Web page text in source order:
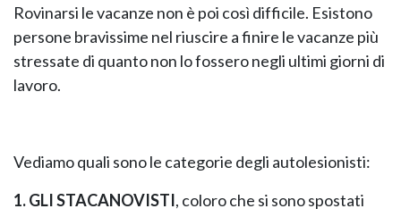
GIANO WOOD –
Rovinarsi le vacanze non è poi così difficile. Esistono
persone bravissime nel riuscire a finire le vacanze più
stressate di quanto non lo fossero negli ultimi giorni di
lavoro.
Vediamo quali sono le categorie degli autolesionisti:
1. GLI STACANOVISTI, coloro che si sono spostati